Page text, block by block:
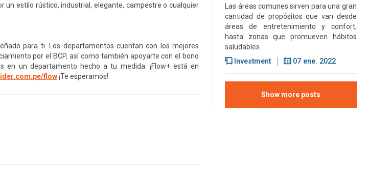
un estilo rústico, industrial, elegante, campestre o cualquier
para ti. Los departamentos cuentan con los mejores
por el BCP, así como también apoyarte con el bono
en un departamento hecho a tu medida. ¡Flow+ está en
flow¡Te esperamos!
Las áreas comunes sirven para una gran
cantidad de propósitos que van desde
áreas de entretenimiento y confort,
hasta zonas que promueven hábitos
saludables.
Investment 07 ene. 2022
Show more posts